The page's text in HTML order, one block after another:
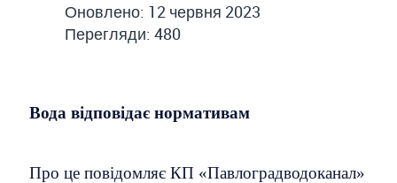
Оновлено: 12 червня 2023
Перегляди: 480
Вода відповідає нормативам
Про це повідомляє КП «Павлоградводоканал»